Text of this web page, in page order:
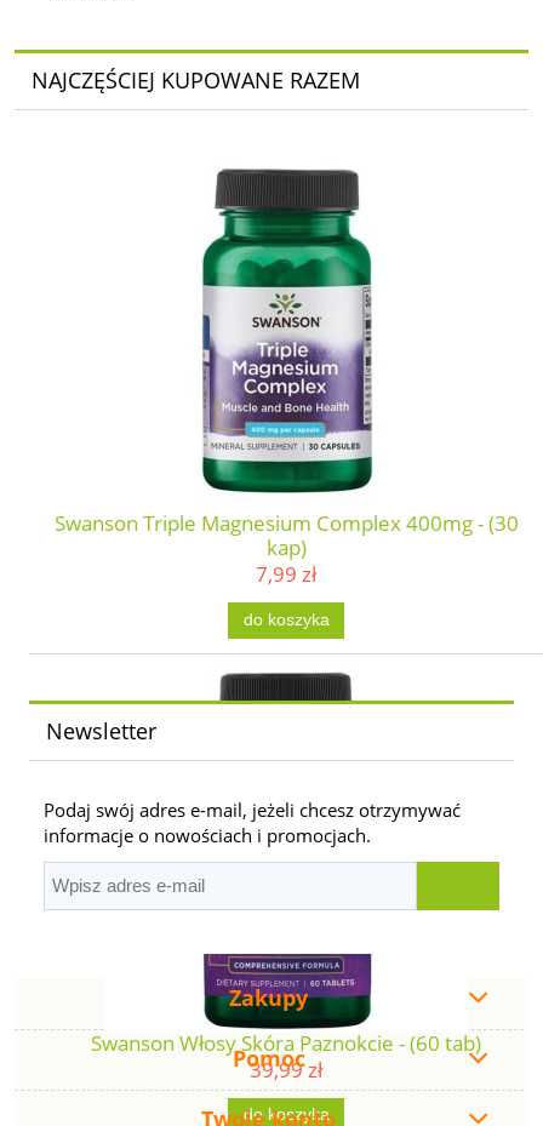
NAJCZĘŚCIEJ KUPOWANE RAZEM
Swanson Triple Magnesium Complex 400mg - (30
kap)
7,99 zł
do koszyka
Swanson Włosy Skóra Paznokcie - (60 tab)
39,99 zł
do koszyka
Newsletter
Podaj swój adres e-mail, jeżeli chcesz otrzymywać
informacje o nowościach i promocjach.
Zakupy
Pomoc
Twoje konto